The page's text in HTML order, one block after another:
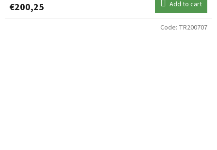
€200,25 Add to cart
Code: TR200707